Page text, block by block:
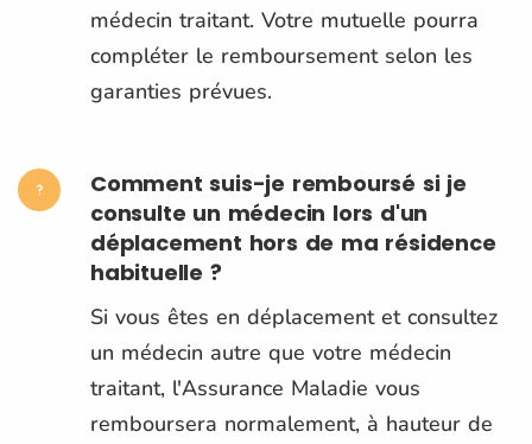
médecin traitant. Votre mutuelle pourra
compléter le remboursement selon les
garanties prévues.
Comment suis-je remboursé si je
consulte un médecin lors d'un
déplacement hors de ma résidence
habituelle ?
Si vous êtes en déplacement et consultez
un médecin autre que votre médecin
traitant, l'Assurance Maladie vous
remboursera normalement, à hauteur de